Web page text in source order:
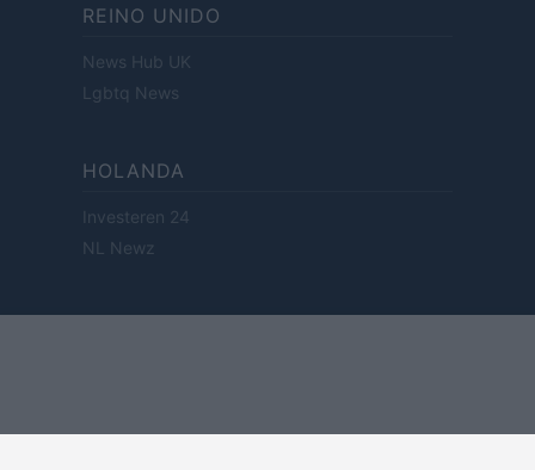
REINO UNIDO
News Hub UK
Lgbtq News
HOLANDA
Investeren 24
NL Newz